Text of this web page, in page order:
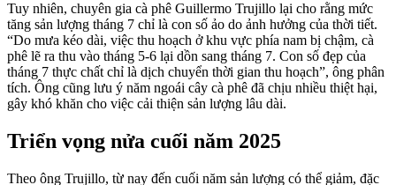
Tuy nhiên, chuyên gia cà phê Guillermo Trujillo lại cho rằng mức
tăng sản lượng tháng 7 chỉ là con số ảo do ảnh hưởng của thời tiết.
“Do mưa kéo dài, việc thu hoạch ở khu vực phía nam bị chậm, cà
phê lẽ ra thu vào tháng 5-6 lại dồn sang tháng 7. Con số đẹp của
tháng 7 thực chất chỉ là dịch chuyển thời gian thu hoạch”, ông phân
tích. Ông cũng lưu ý năm ngoái cây cà phê đã chịu nhiều thiệt hại,
gây khó khăn cho việc cải thiện sản lượng lâu dài.
Triển vọng nửa cuối năm 2025
Theo ông Trujillo, từ nay đến cuối năm sản lượng có thể giảm, đặc